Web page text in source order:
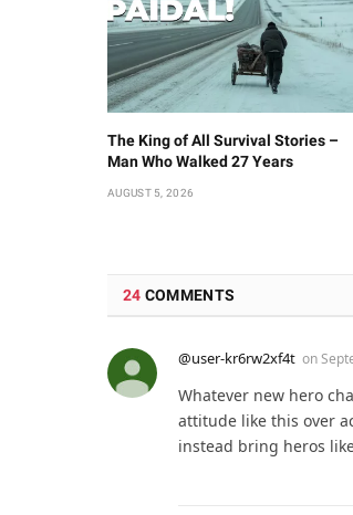
The King of All Survival Stories –
Man Who Walked 27 Years
AUGUST 5, 2026
24 COMMENTS
@user-kr6rw2xf4t on
Whatever new hero
attitude like this over
instead bring heros